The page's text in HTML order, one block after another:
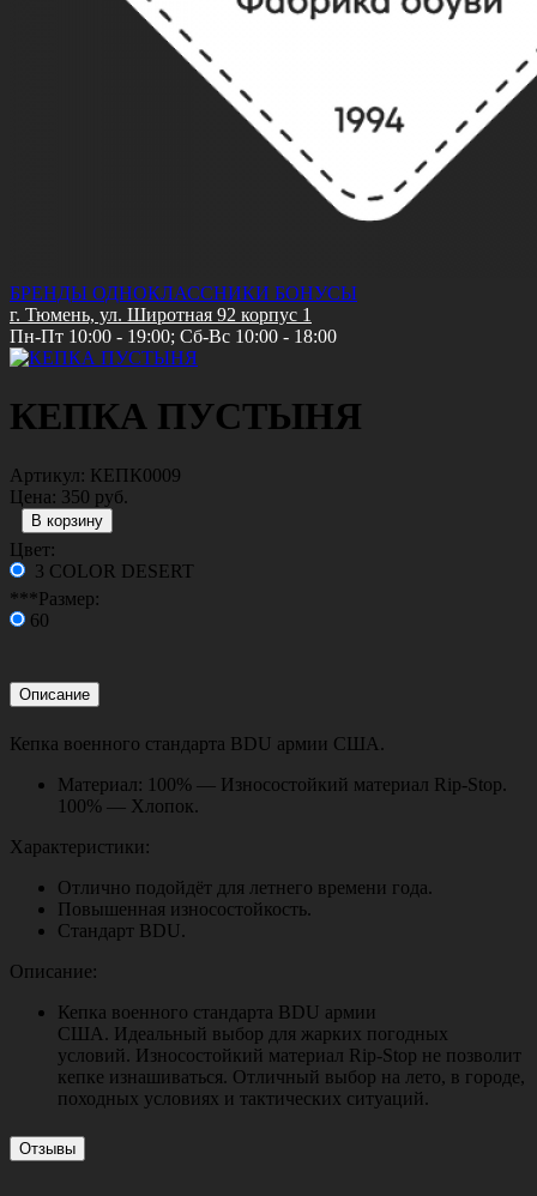
БРЕНДЫ ОДНОКЛАССНИКИ БОНУСЫ
г. Тюмень, ул. Широтная 92 корпус 1
Пн-Пт 10:00 - 19:00; Сб-Вс 10:00 - 18:00
КЕПКА ПУСТЫНЯ
Артикул: КЕПК0009
Цена: 350 руб.
Цвет:
3 COLOR DESERT
***Размер:
60
Описание
Кепка военного стандарта BDU армии США.
Материал: 100% — Износостойкий материал Rip-Stop.
100% — Хлопок.
Характеристики:
Отлично подойдёт для летнего времени года.
Повышенная износостойкость.
Стандарт BDU.
Описание:
Кепка военного стандарта BDU армии
США. Идеальный выбор для жарких погодных
условий. Износостойкий материал Rip-Stop не позволит
кепке изнашиваться. Отличный выбор на лето, в городе,
походных условиях и тактических ситуаций.
Отзывы